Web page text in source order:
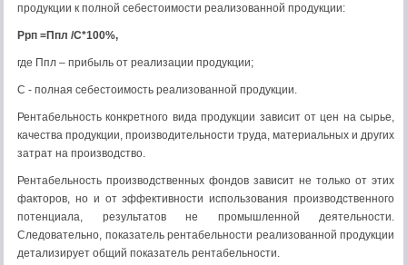
продукции к полной себестоимости реализованной продукции:
Ррп =Ппл /С*100%,
где Ппл – прибыль от реализации продукции;
С - полная себестоимость реализованной продукции.
Рентабельность конкретного вида продукции зависит от цен на сырье,
качества продукции, производительности труда, материальных и других
затрат на производство.
Рентабельность производственных фондов зависит не только от этих
факторов, но и от эффективности использования производственного
потенциала, результатов не промышленной деятельности.
Следовательно, показатель рентабельности реализованной продукции
детализирует общий показатель рентабельности.